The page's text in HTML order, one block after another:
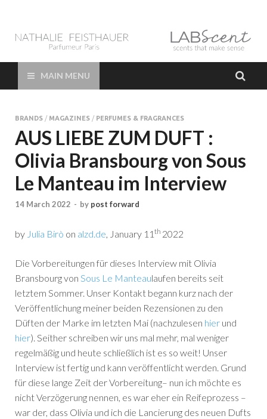
LAB Scent – Nathalie
Feisthauer –
Parfumeur Créateur
Paris – Fine
Fragrances Bespoke
Perfumer
Parfums de Niche et Sur Mesure – Nez – Nose – Niche and bespoke
Perfume – Nathalie Feisthauer – LAB Scent
MAIN MENU
BRANDS / MAGAZINES / PERFUMES & FRAGRANCES
AUS LIEBE ZUM DUFT :
Olivia Bransbourg von Sous
Le Manteau im Interview
14 March 2022 - by post forward
by Julia Birò on alzd.de, January 11 th 2022
Die Vorbereitungen für dieses Interview mit Olivia
Bransbourg von Sous Le Manteaulaufen bereits seit
letztem Sommer. Unser Kontakt begann kurz nach der
Veröffentlichung meiner beiden Rezensionen zu den
Düften der Marke im letzten Mai (nachzulesen hier und
hier). Seither schreiben wir uns mal mehr, mal weniger
regelmäßig und heute schließlich ist es so weit! Unser
Interview ist fertig und kann veröffentlicht werden. Grund
für diese lange Zeit der Vorbereitung– nun ich möchte es
nicht Verzögerung nennen, es war eher ein Reifeprozess –
war der, dass Olivia und ich die Lancierung des neuen Dufts